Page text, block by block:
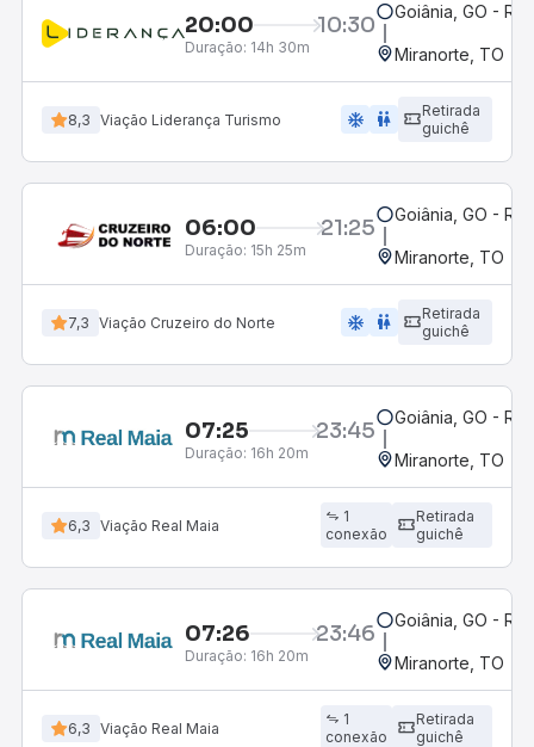
20:00 10:30
Duração: 14h 30m
Goiânia, GO -
Miranorte, TO
8,3 Viação Liderança Turismo ac_unit wc
Retirada
guichê
06:00 21:25
Duração: 15h 25m
Goiânia, GO -
Miranorte, TO
7,3 Viação Cruzeiro do Norte ac_unit wc
Retirada
guichê
07:25 23:45
Duração: 16h 20m
Goiânia, GO -
Miranorte, TO
6,3 Viação Real Maia
1
conexão
Retirada
guichê
07:26 23:46
Duração: 16h 20m
Goiânia, GO -
Miranorte, TO
6,3 Viação Real Maia
1
conexão
Retirada
guichê